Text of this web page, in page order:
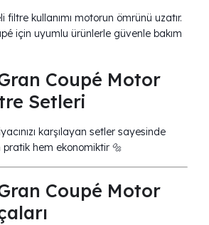
kullanımı motorun ömrünü uzatır.
için uyumlu ürünlerle güvenle bakım
Coupé Motor
Setleri
karşılayan setler sayesinde
pratik hem ekonomiktir 🔩
Coupé Motor